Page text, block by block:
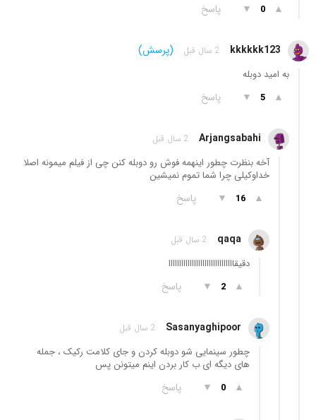
▲
0
▼ پاسخ
kkkkkk123 2 سال قبل (پرسش)
به امید دوبله
▲
5
▼ پاسخ
Arjangsabahi 2 سال قبل
آخه بنظرت چطور اینهمه فوش رو دوبله کنن چی از فیلم میمونه اصلا
خداوکیلی چرا شما تموم نمیشین
▲
16
▼ پاسخ
qaqa 2 سال قبل
دقیقااااااااااااااااااااااااااااااا
▲
2
▼ پاسخ
Sasanyaghipoor 2 سال قبل
چطور سینمایی شو دوبله کردن و جای کلامت رکیک ، جمله
های دیگه ای ب کار بردن اینم میتونن پس
▲
0
▼ پاسخ